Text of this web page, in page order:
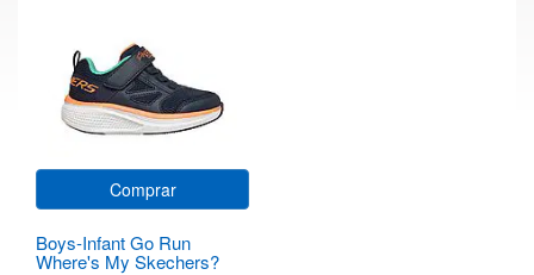
Comprar
Boys-Infant Go Run
Where's My Skechers?